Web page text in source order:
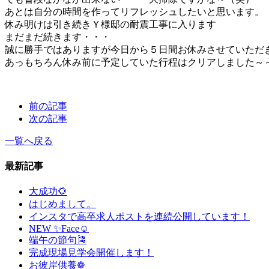
あとは自分の時間を作ってリフレッシュしたいと思います。
休み明けは引き続きＹ様邸の耐震工事に入ります
まだまだ続きます・・・
誠に勝手ではありますが今日から５日間お休みさせていただ
あっもちろん休み前に予定していた行程はクリアしました～
前の記事
次の記事
一覧へ戻る
最新記事
大成功🌻
はじめまして。
インスタで高卒求人ポストを連続公開しています！
NEW ✨Face☺
端午の節句🎏
完成現場見学会開催します！
お彼岸供養❁